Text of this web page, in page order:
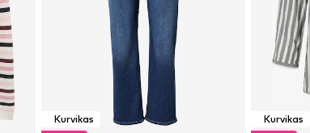
Kurvikas
Kurvikas